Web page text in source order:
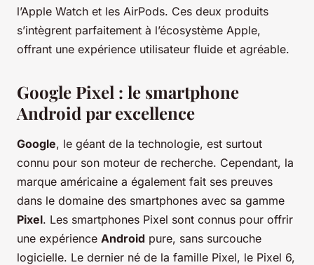
l’Apple Watch et les AirPods. Ces deux produits
s’intègrent parfaitement à l’écosystème Apple,
offrant une expérience utilisateur fluide et agréable.
Google Pixel : le smartphone
Android par excellence
Google, le géant de la technologie, est surtout
connu pour son moteur de recherche. Cependant, la
marque américaine a également fait ses preuves
dans le domaine des smartphones avec sa gamme
Pixel. Les smartphones Pixel sont connus pour offrir
une expérience Android pure, sans surcouche
logicielle. Le dernier né de la famille Pixel, le Pixel 6,